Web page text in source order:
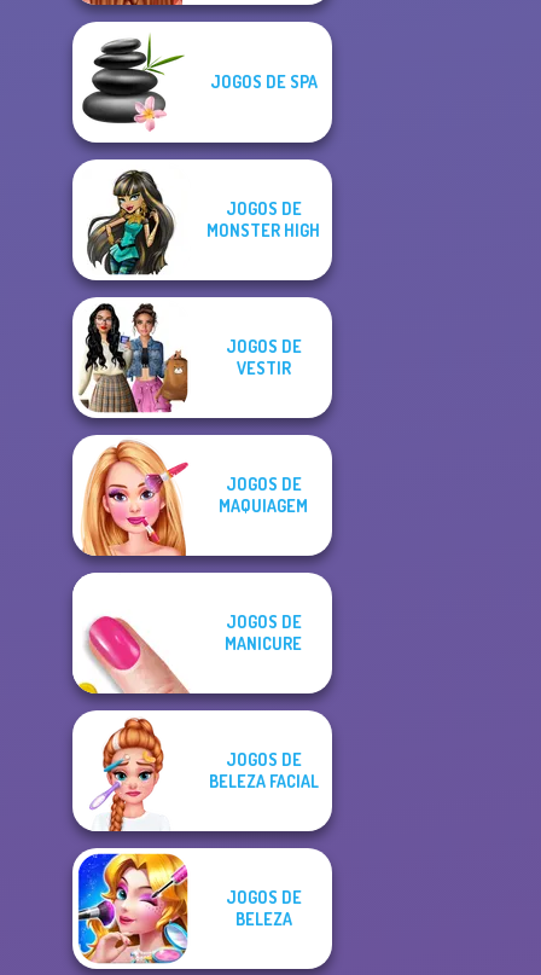
JOGOS DE SPA
JOGOS DE
MONSTER HIGH
JOGOS DE
VESTIR
JOGOS DE
MAQUIAGEM
JOGOS DE
MANICURE
JOGOS DE
BELEZA FACIAL
JOGOS DE
BELEZA